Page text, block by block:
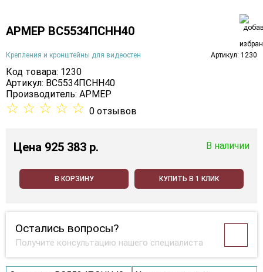
АРМЕР ВС5534ПСНН40
Крепления и кронштейны для видеостен Артикул: 1230
Код товара: 1230
Артикул: ВС5534ПСНН40
Производитель: АРМЕР
☆ ☆ ☆ ☆ ☆ 0 отзывов
Цена 925 383 p. В наличии
В КОРЗИНУ КУПИТЬ В 1 КЛИК
Остались вопросы?
Получите консультацию нашего специалиста